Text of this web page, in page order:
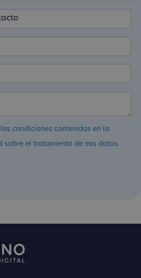
condiciones contenidas en la
sobre el tratamiento de mis datos.